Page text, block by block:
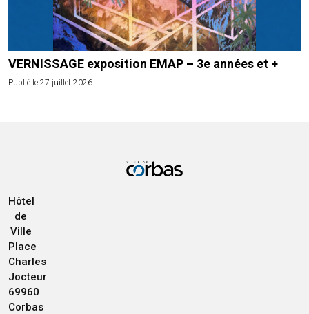
VERNISSAGE exposition EMAP – 3e années et +
Publié le 27 juillet 2026
Hôtel
de
Ville
Place
Charles
Jocteur
69960
Corbas